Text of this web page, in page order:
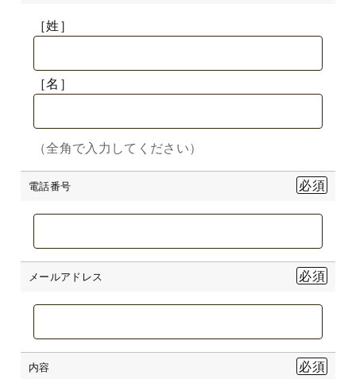
［姓］
［名］
（全角で入力してください）
電話番号
メールアドレス
内容